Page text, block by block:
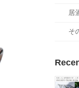
居
そ